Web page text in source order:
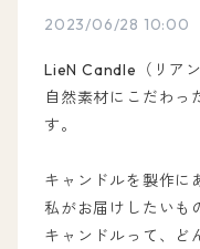
2023/06/28 10:00
LieN Candle（リア
自然素材にこだわっ
す。
キャンドルを製作に
私がお届けしたいも
キャンドルって、ど